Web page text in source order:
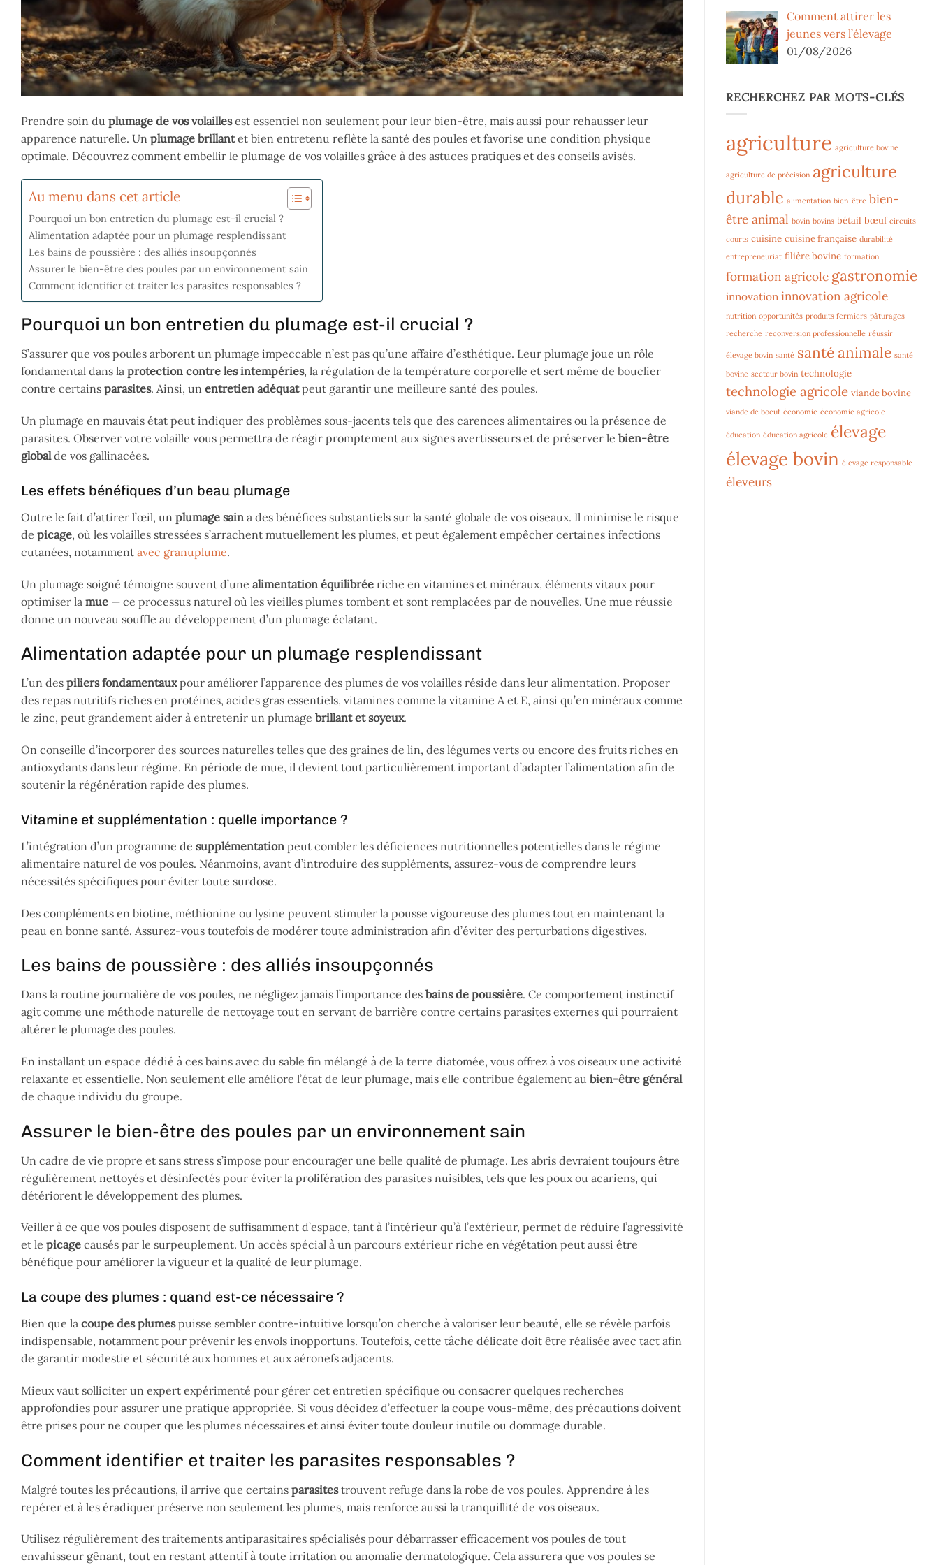
Prendre soin du plumage de vos volaillesest essentiel non seulement pour leur bien-être, mais aussi pour rehausser leur
apparence naturelle. Un plumage brillantet bien entretenu reflète la santé des poules et favorise une condition physique
optimale. Découvrez comment embellir le plumage de vos volailles grâce à des astuces pratiques et des conseils avisés.
Au menu dans cet article
Pourquoi un bon entretien du plumage est-il crucial ?
Alimentation adaptée pour un plumage resplendissant
Les bains de poussière : des alliés insoupçonnés
Assurer le bien-être des poules par un environnement sain
Comment identifier et traiter les parasites responsables ?
Pourquoi un bon entretien du plumage est-il crucial ?
S’assurer que vos poules arborent un plumage impeccable n’est pas qu’une affaire d’esthétique. Leur plumage joue un rôle
fondamental dans la protection contre les intempéries, la régulation de la température corporelle et sert même de bouclier
contre certains parasites. Ainsi, un entretien adéquatpeut garantir une meilleure santé des poules.
Un plumage en mauvais état peut indiquer des problèmes sous-jacents tels que des carences alimentaires ou la présence de
parasites. Observer votre volaille vous permettra de réagir promptement aux signes avertisseurs et de préserver le bien-être
globalde vos gallinacées.
Les effets bénéfiques d’un beau plumage
Outre le fait d’attirer l’œil, un plumage sain a des bénéfices substantiels sur la santé globale de vos oiseaux. Il minimise le risque
de picage, où les volailles stressées s’arrachent mutuellement les plumes, et peut également empêcher certaines infections
cutanées, notamment avec granuplume.
Un plumage soigné témoigne souvent d’une alimentation équilibrée riche en vitamines et minéraux, éléments vitaux pour
optimiser la mue — ce processus naturel où les vieilles plumes tombent et sont remplacées par de nouvelles. Une mue réussie
donne un nouveau souffle au développement d’un plumage éclatant.
Alimentation adaptée pour un plumage resplendissant
L’un des piliers fondamentauxpour améliorer l’apparence des plumes de vos volailles réside dans leur alimentation. Proposer
des repas nutritifs riches en protéines, acides gras essentiels, vitamines comme la vitamine A et E, ainsi qu’en minéraux comme
le zinc, peut grandement aider à entretenir un plumage brillant et soyeux.
On conseille d’incorporer des sources naturelles telles que des graines de lin, des légumes verts ou encore des fruits riches en
antioxydants dans leur régime. En période de mue, il devient tout particulièrement important d’adapter l’alimentation afin de
soutenir la régénération rapide des plumes.
Vitamine et supplémentation : quelle importance ?
L’intégration d’un programme de supplémentation peut combler les déficiences nutritionnelles potentielles dans le régime
alimentaire naturel de vos poules. Néanmoins, avant d’introduire des suppléments, assurez-vous de comprendre leurs
nécessités spécifiques pour éviter toute surdose.
Des compléments en biotine, méthionine ou lysine peuvent stimuler la pousse vigoureuse des plumes tout en maintenant la
peau en bonne santé. Assurez-vous toutefois de modérer toute administration afin d’éviter des perturbations digestives.
Les bains de poussière : des alliés insoupçonnés
Dans la routine journalière de vos poules, ne négligez jamais l’importance des bains de poussière. Ce comportement instinctif
agit comme une méthode naturelle de nettoyage tout en servant de barrière contre certains parasites externes qui pourraient
altérer le plumage des poules.
En installant un espace dédié à ces bains avec du sable fin mélangé à de la terre diatomée, vous offrez à vos oiseaux une activité
relaxante et essentielle. Non seulement elle améliore l’état de leur plumage, mais elle contribue également au bien-être général
de chaque individu du groupe.
Assurer le bien-être des poules par un environnement sain
Un cadre de vie propre et sans stress s’impose pour encourager une belle qualité de plumage. Les abris devraient toujours être
régulièrement nettoyés et désinfectés pour éviter la prolifération des parasites nuisibles, tels que les poux ou acariens, qui
détériorent le développement des plumes.
Veiller à ce que vos poules disposent de suffisamment d’espace, tant à l’intérieur qu’à l’extérieur, permet de réduire l’agressivité
et le picage causés par le surpeuplement. Un accès spécial à un parcours extérieur riche en végétation peut aussi être
bénéfique pour améliorer la vigueur et la qualité de leur plumage.
La coupe des plumes : quand est-ce nécessaire ?
Bien que la coupe des plumespuisse sembler contre-intuitive lorsqu’on cherche à valoriser leur beauté, elle se révèle parfois
indispensable, notamment pour prévenir les envols inopportuns. Toutefois, cette tâche délicate doit être réalisée avec tact afin
de garantir modestie et sécurité aux hommes et aux aéronefs adjacents.
Mieux vaut solliciter un expert expérimenté pour gérer cet entretien spécifique ou consacrer quelques recherches
approfondies pour assurer une pratique appropriée. Si vous décidez d’effectuer la coupe vous-même, des précautions doivent
être prises pour ne couper que les plumes nécessaires et ainsi éviter toute douleur inutile ou dommage durable.
Comment identifier et traiter les parasites responsables ?
Malgré toutes les précautions, il arrive que certains parasitestrouvent refuge dans la robe de vos poules. Apprendre à les
repérer et à les éradiquer préserve non seulement les plumes, mais renforce aussi la tranquillité de vos oiseaux.
Utilisez régulièrement des traitements antiparasitaires spécialisés pour débarrasser efficacement vos poules de tout
envahisseur gênant, tout en restant attentif à toute irritation ou anomalie dermatologique. Cela assurera que vos poules se
Comment attirer les
jeunes vers l’élevage
01/08/2026
RECHERCHEZ PAR MOTS-CLÉS
agriculture agriculture bovine
agriculture de précision agriculture
durable alimentation bien-être bien-
être animal bovin bovins bétail bœuf circuits
courts cuisine cuisine française durabilité
entrepreneuriat filière bovine formation
formation agricole gastronomie
innovation innovation agricole
nutrition opportunités produits fermiers pâturages
recherche reconversion professionnelle réussir
élevage bovin santé santé animale santé
bovine secteur bovin technologie
technologie agricole viande bovine
viande de boeuf économie économie agricole
éducation éducation agricole élevage
élevage bovin élevage responsable
éleveurs